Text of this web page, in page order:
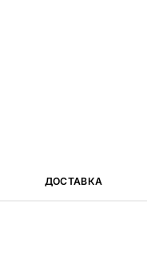
ДОСТАВКА